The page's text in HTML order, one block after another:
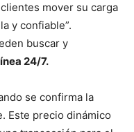
mover su carga
y confiable”.
buscar y
24/7.
se confirma la
Este precio dinámico